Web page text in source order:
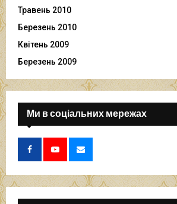
Травень 2010
Березень 2010
Квітень 2009
Березень 2009
Ми в соціальних мережах